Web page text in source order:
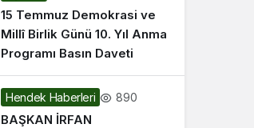
15 Temmuz Demokrasi ve
Millî Birlik Günü 10. Yıl Anma
Programı Basın Daveti
Hendek Haberleri 890
BAŞKAN İRFAN